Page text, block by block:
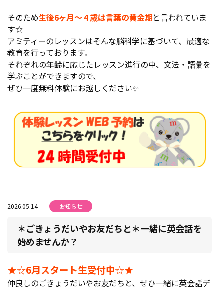
そのため生後6ヶ月～４歳は言葉の黄金期と言われていま
す☆
アミティーのレッスンはそんな脳科学に基づいて、最適な
教育を行っております。
それぞれの年齢に応じたレッスン進行の中、文法・語彙を
学ぶことができますので、
ぜひ一度無料体験にお越しください✨
2026.05.14 お知らせ
＊ごきょうだいやお友だちと＊一緒に英会話を
始めませんか？
★☆6月スタート生受付中☆★
仲良しのごきょうだいやお友だちと、ぜひ一緒に英会話デ